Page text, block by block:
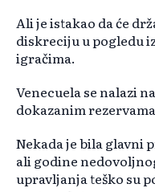
Ali je istakao da će
diskreciju u pogledu
igračima.
Venecuela se nalazi
dokazanim
Nekada je bila glavni
ali godine
upravljanja teško su